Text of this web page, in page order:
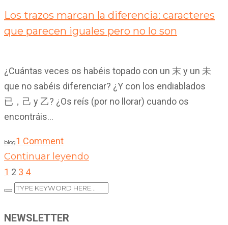
Los trazos marcan la diferencia: caracteres
que parecen iguales pero no lo son
¿Cuántas veces os habéis topado con un 末 y un 未
que no sabéis diferenciar? ¿Y con los endiablados
已，己 y 乙? ¿Os reís (por no llorar) cuando os
encontráis...
blog1 Comment
Continuar leyendo
1 2 3 4
NEWSLETTER